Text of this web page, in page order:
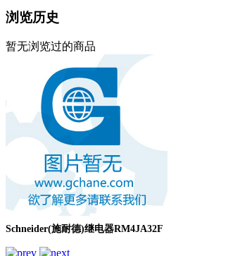
浏览历史
暂无浏览过的商品
Schneider(施耐德)继电器RM4JA32F